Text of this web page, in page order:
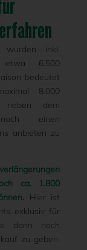
wurden inkl.
etwa 6.500
bedeutet
8.000
neben dem
noch einen
anbieten zu
ca. 1.800
Hier ist
exklusiv für
dann noch
zu geben.